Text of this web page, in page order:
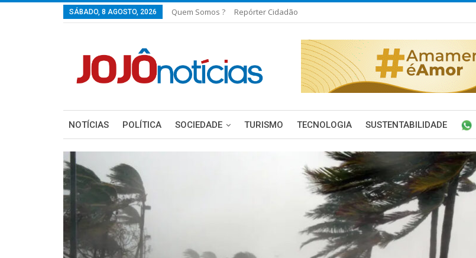
SÁBADO, 8 AGOSTO, 2026 Quem Somos ? Repórter Cidadão
NOTÍCIAS POLÍTICA SOCIEDADE TURISMO TECNOLOGIA SUSTENTABILIDADE